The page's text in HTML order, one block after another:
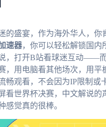
的盛宴，作为海外华人，
速器，你可以轻松解锁国内
，打开B站看球迷互动——
，用电脑看其他场次，用平
畅观看，不会因为IP限制
看世界杯决赛，中文解说
感觉真的很棒。